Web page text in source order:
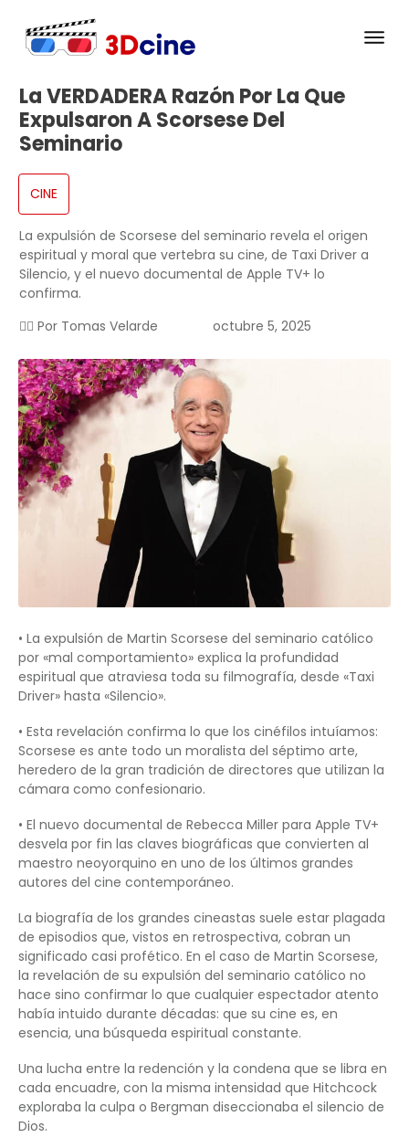
La VERDADERA Razón Por La Que
Expulsaron A Scorsese Del
Seminario
CINE
La expulsión de Scorsese del seminario revela el origen
espiritual y moral que vertebra su cine, de Taxi Driver a
Silencio, y el nuevo documental de Apple TV+ lo
confirma.
✍🏻 Por Tomas Velarde octubre 5, 2025
• La expulsión de Martin Scorsese del seminario católico
por «mal comportamiento» explica la profundidad
espiritual que atraviesa toda su filmografía, desde «Taxi
Driver» hasta «Silencio».
• Esta revelación confirma lo que los cinéfilos intuíamos:
Scorsese es ante todo un moralista del séptimo arte,
heredero de la gran tradición de directores que utilizan la
cámara como confesionario.
• El nuevo documental de Rebecca Miller para Apple TV+
desvela por fin las claves biográficas que convierten al
maestro neoyorquino en uno de los últimos grandes
autores del cine contemporáneo.
La biografía de los grandes cineastas suele estar plagada
de episodios que, vistos en retrospectiva, cobran un
significado casi profético. En el caso de Martin Scorsese,
la revelación de su expulsión del seminario católico no
hace sino confirmar lo que cualquier espectador atento
había intuido durante décadas: que su cine es, en
esencia, una búsqueda espiritual constante.
Una lucha entre la redención y la condena que se libra en
cada encuadre, con la misma intensidad que Hitchcock
exploraba la culpa o Bergman diseccionaba el silencio de
Dios.